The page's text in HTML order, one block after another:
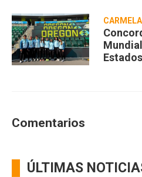
Comentarios
ÚLTIMAS